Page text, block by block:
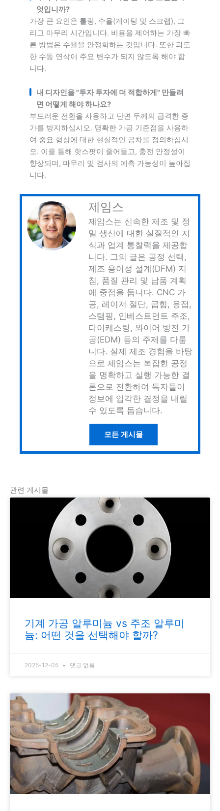
엇입니까?
가장 큰 요인은 툴링, 수율(게이팅 및 스크랩), 그
리고 마무리 시간입니다. 비용을 제어하는 가장 빠
른 방법은 수율을 안정화하는 것입니다. 또한 과도
한 수동 연삭이 주요 변수가 되지 않도록 해야 합
니다.
내 디자인을 "투자 투자에 더 적합하게" 만들려
면 어떻게 해야 하나요?
부드러운 전환을 사용하고 단면 두께의 급격한 증
가를 방지하십시오. 명확한 가공 기준점을 사용하
여 중요 형상에 대한 현실적인 공차를 정의하십시
오. 이를 통해 핫스팟이 줄어들고, 충전 안정성이
향상되며, 마무리 및 검사의 예측 가능성이 높아집
니다.
제임스
제임스는 신속한 제조 및 정
밀 생산에 대한 실질적인 지
식과 업계 통찰력을 제공합
니다. 그의 글은 공정 선택,
제조 용이성 설계(DFM) 지
침, 품질 관리 및 납품 계획
에 중점을 둡니다. CNC 가
공, 레이저 절단, 굽힘, 용접,
스탬핑, 인베스트먼트 주조,
다이캐스팅, 와이어 방전 가
공(EDM) 등의 주제를 다룹
니다. 실제 제조 경험을 바탕
으로 제임스는 복잡한 공정
을 명확하고 실행 가능한 결
론으로 전환하여 독자들이
정보에 입각한 결정을 내릴
수 있도록 돕습니다.
모든 게시물
관련 게시물
기계 가공 알루미늄 vs 주조 알루미
늄: 어떤 것을 선택해야 할까?
2025-12-05 댓글 없음